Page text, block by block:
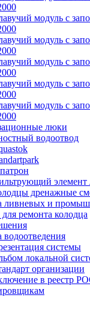
модуль с
модуль с
модуль с
модуль с
модуль с
люки
водоотвод
элемент
дренажные
ливневых и
ремонта колодца
водоотведения
системы
локальной
организации
в реестр